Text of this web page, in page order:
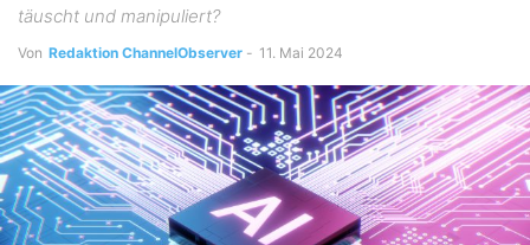
täuscht und manipuliert?
Von Redaktion ChannelObserver - 11. Mai 2024